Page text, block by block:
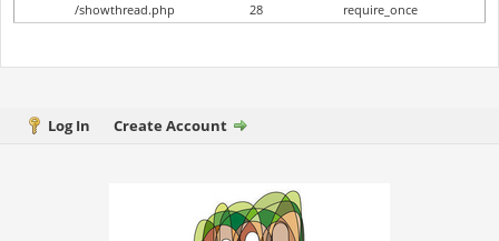
/showthread.php
28 require_once
Log In Create Account